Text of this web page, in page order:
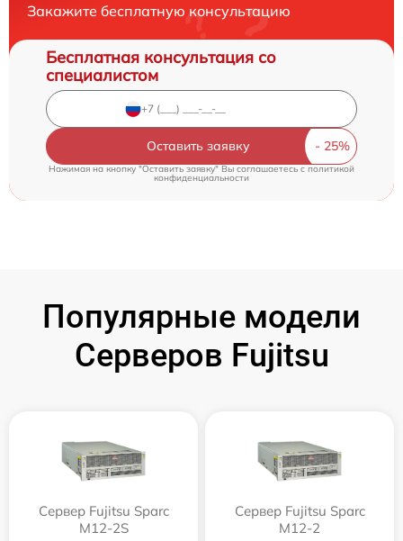
Закажите бесплатную консультацию
Бесплатная консультация со
специалистом
Оставить заявку
Нажимая на кнопку "Оставить заявку" Вы соглашаетесь cполитикой
конфиденциальности
Популярные модели
Серверов Fujitsu
Сервер Fujitsu Sparc
M12-2S
Сервер Fujitsu Sparc
M12-2